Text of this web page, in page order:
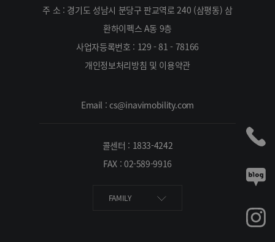
주 소 : 경기도 성남시 분당구 판교역로 240 (삼평동) 삼
환하이펙스 A동 9층
사업자등록번호 : 129 - 81 - 78166
개인정보처리방침 및 이용약관
Email : cs@inavimobility.com
콜센터 : 1833-4242
FAX : 02-589-9916
FAMILY